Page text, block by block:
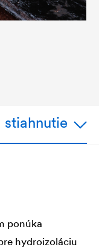
stiahnutie
ponúka
hydroizoláciu